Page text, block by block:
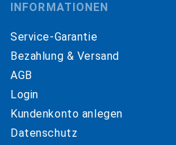
INFORMATIONEN
Service-Garantie
Bezahlung & Versand
AGB
Login
Kundenkonto anlegen
Datenschutz